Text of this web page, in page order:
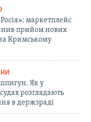
маркетплейс
прийом нових
Кримському
Як у
розглядають
в держзраді